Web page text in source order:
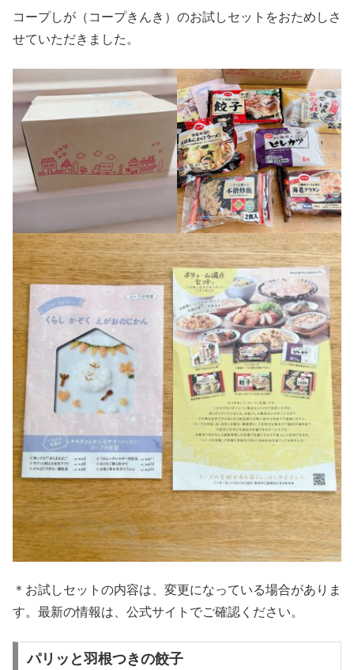
コープしが（コープきんき）のお試しセットをおためしさ
せていただきました。
＊お試しセットの内容は、変更になっている場合がありま
す。最新の情報は、公式サイトでご確認ください。
パリッと羽根つきの餃子